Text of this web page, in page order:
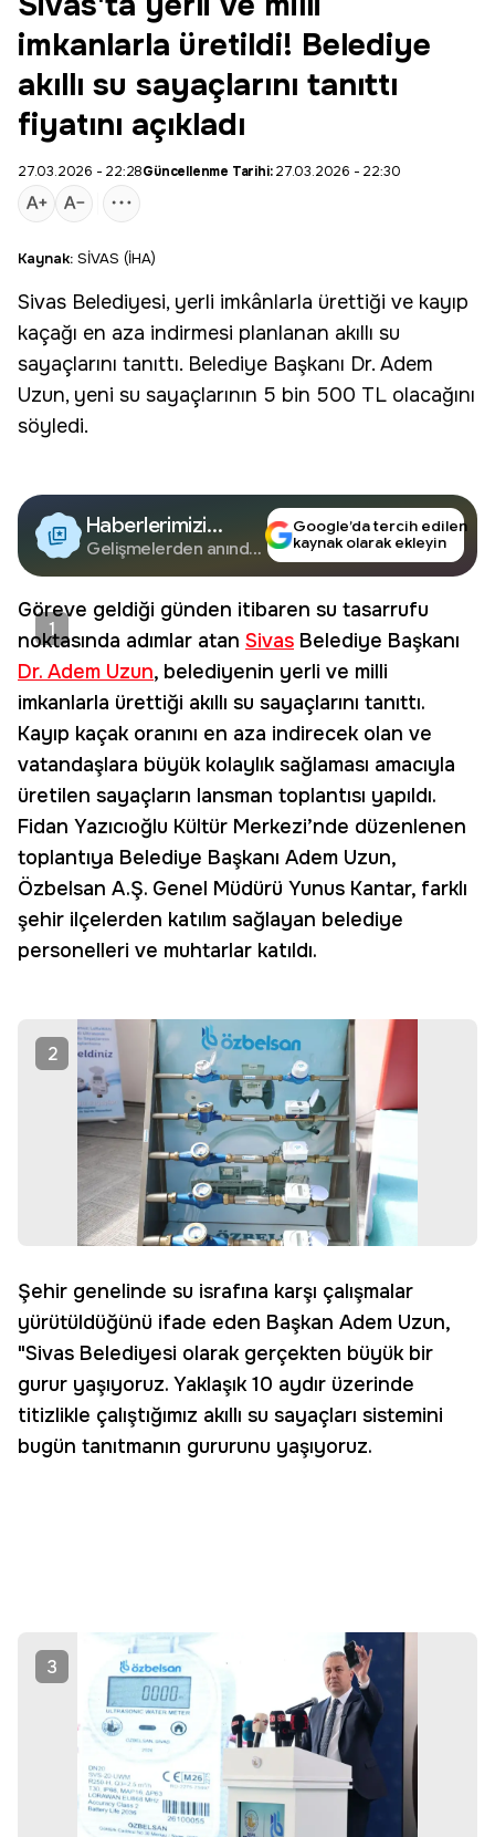
imkanlarla üretildi! Belediye
akıllı su sayaçlarını tanıttı
fiyatını açıkladı
27.03.2026 - 22:28Güncellenme Tarihi:27.03.2026 - 22:30
Kaynak: SİVAS (İHA)
Sivas Belediyesi, yerli imkânlarla ürettiği ve kayıp
kaçağı en aza indirmesi planlanan akıllı su
sayaçlarını tanıttı. Belediye Başkanı Dr. Adem
Uzun, yeni su sayaçlarının 5 bin 500 TL olacağını
söyledi.
Haberlerimizi
Google'da Takip
Edin
Gelişmelerden anında
Google’da tercih edilen
kaynak olarak ekleyin
1
Göreve geldiği günden itibaren su tasarrufu
noktasında adımlar atan Sivas Belediye Başkanı
Dr. Adem Uzun, belediyenin yerli ve milli
imkanlarla ürettiği akıllı su sayaçlarını tanıttı.
Kayıp kaçak oranını en aza indirecek olan ve
vatandaşlara büyük kolaylık sağlaması amacıyla
üretilen sayaçların lansman toplantısı yapıldı.
Fidan Yazıcıoğlu Kültür Merkezi’nde düzenlenen
toplantıya Belediye Başkanı Adem Uzun,
Özbelsan A.Ş. Genel Müdürü Yunus Kantar, farklı
şehir ilçelerden katılım sağlayan belediye
personelleri ve muhtarlar katıldı.
2
Şehir genelinde su israfına karşı çalışmalar
yürütüldüğünü ifade eden Başkan Adem Uzun,
"Sivas Belediyesi olarak gerçekten büyük bir
gurur yaşıyoruz. Yaklaşık 10 aydır üzerinde
titizlikle çalıştığımız akıllı su sayaçları sistemini
bugün tanıtmanın gururunu yaşıyoruz.
3